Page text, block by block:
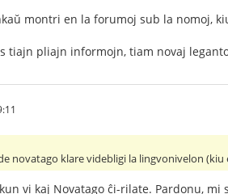
montri en la forumoj sub la nomoj,
tiajn pliajn informojn, tiam novaj
novatago klare videbligi la lingvonivelon
vi kaj Novatago ĉi-rilate. Pardonu,